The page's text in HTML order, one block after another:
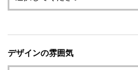
デザインの雰囲気